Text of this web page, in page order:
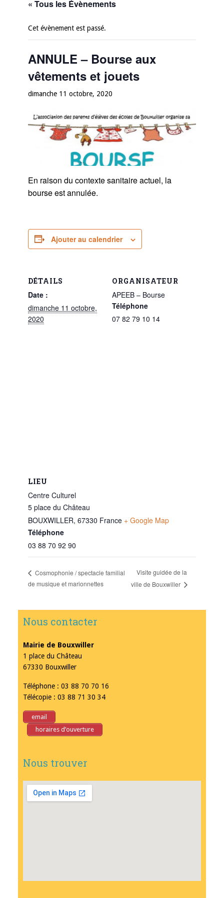
« Tous les Évènements
Cet évènement est passé.
ANNULE – Bourse aux
vêtements et jouets
dimanche 11 octobre, 2020
En raison du contexte sanitaire actuel, la
bourse est annulée.
Ajouter au calendrier
DÉTAILS
Date :
dimanche 11 octobre,
2020
ORGANISATEUR
APEEB – Bourse
Téléphone
07 82 79 10 14
LIEU
Centre Culturel
5 place du Château
BOUXWILLER, 67330 France + Google Map
Téléphone
03 88 70 92 90
Cosmophonie / spectacle familial
de musique et marionnettes
Visite guidée de la
ville de Bouxwiller
Nous contacter
Mairie de Bouxwiller
1 place du Château
67330 Bouxwiller
Téléphone : 03 88 70 70 16
Télécopie : 03 88 71 30 34
email
horaires d’ouverture
Nous trouver